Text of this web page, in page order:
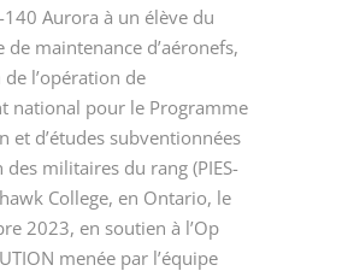
140 Aurora à un élève du
maintenance d’aéronefs,
de l’opération de
national pour le Programme
et d’études subventionnées
des militaires du rang (PIES-
College, en Ontario, le
2023, en soutien à l’Op
menée par l’équipe